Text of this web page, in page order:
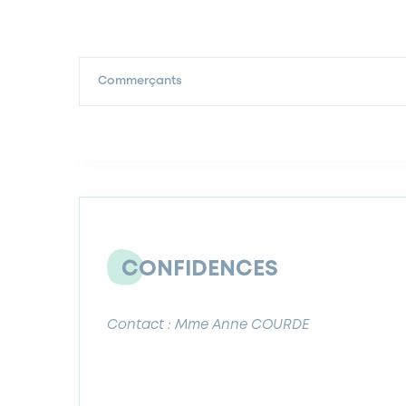
Commerçants
CONFIDENCES
Contact : Mme Anne COURDE